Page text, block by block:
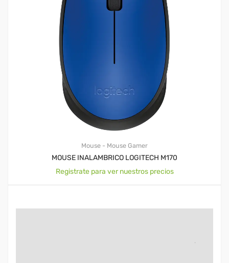
Mouse - Mouse Gamer
MOUSE INALAMBRICO LOGITECH M170
Registrate para ver nuestros precios